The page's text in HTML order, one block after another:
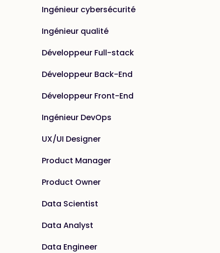
Ingénieur cybersécurité
Ingénieur qualité
Développeur Full-stack
Développeur Back-End
Développeur Front-End
Ingénieur DevOps
UX/UI Designer
Product Manager
Product Owner
Data Scientist
Data Analyst
Data Engineer